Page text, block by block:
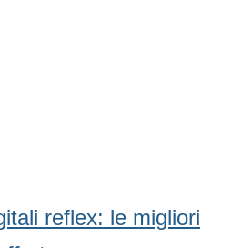
reflex: le migliori